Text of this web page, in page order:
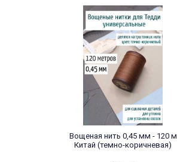
Вощеная нить 0,45 мм - 120 м
Китай (темно-коричневая)